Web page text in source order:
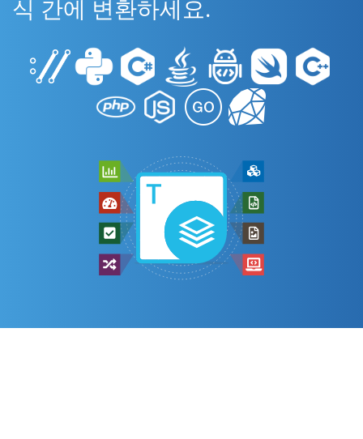
식 간에 변환하세요.